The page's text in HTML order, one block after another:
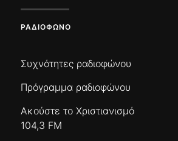
ΡΑΔΙΌΦΩΝΟ
Συχνότητες ραδιοφώνου
Πρόγραμμα ραδιοφώνου
Ακούστε το Χριστιανισμό
104,3 FM